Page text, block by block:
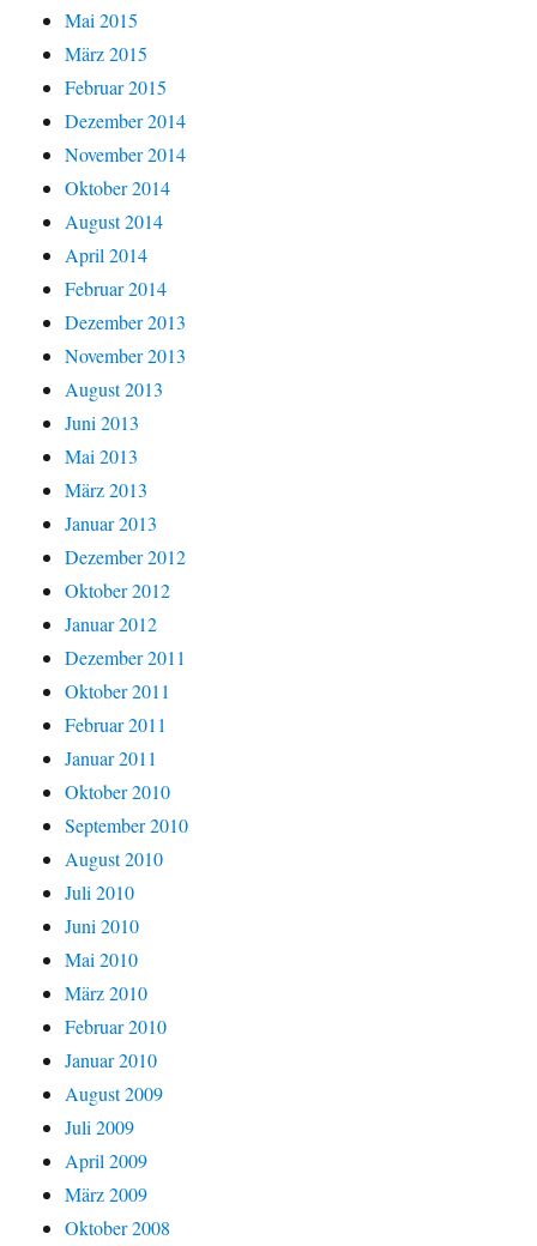
Mai 2015
März 2015
Februar 2015
Dezember 2014
November 2014
Oktober 2014
August 2014
April 2014
Februar 2014
Dezember 2013
November 2013
August 2013
Juni 2013
Mai 2013
März 2013
Januar 2013
Dezember 2012
Oktober 2012
Januar 2012
Dezember 2011
Oktober 2011
Februar 2011
Januar 2011
Oktober 2010
September 2010
August 2010
Juli 2010
Juni 2010
Mai 2010
März 2010
Februar 2010
Januar 2010
August 2009
Juli 2009
April 2009
März 2009
Oktober 2008